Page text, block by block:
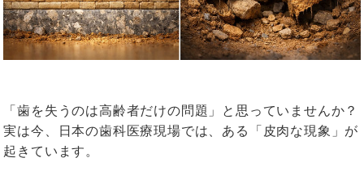
「歯を失うのは高齢者だけの問題」と思っていませんか？
実は今、日本の歯科医療現場では、ある「皮肉な現象」が
起きています。